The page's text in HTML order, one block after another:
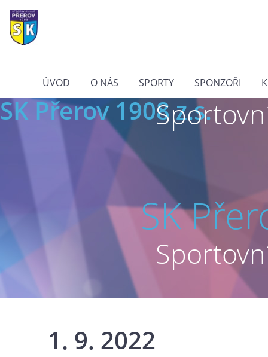
ÚVOD O NÁS SPORTY SPONZOŘI
SK Přerov 1908 z.s.
SK
1. 9. 2022